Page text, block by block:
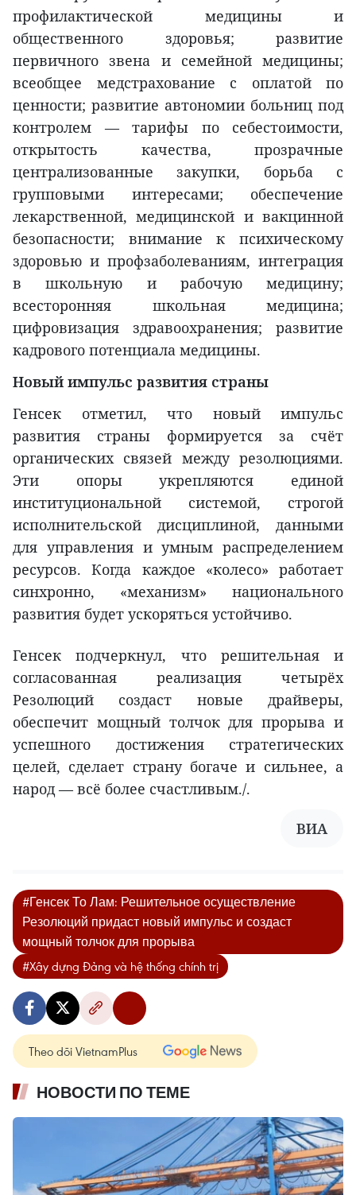
профилактической медицины и
общественного здоровья; развитие
первичного звена и семейной медицины;
всеобщее медстрахование с оплатой по
ценности; развитие автономии больниц под
контролем — тарифы по себестоимости,
открытость качества, прозрачные
централизованные закупки, борьба с
групповыми интересами; обеспечение
лекарственной, медицинской и вакцинной
безопасности; внимание к психическому
здоровью и профзаболеваниям, интеграция
в школьную и рабочую медицину;
всесторонняя школьная медицина;
цифровизация здравоохранения; развитие
кадрового потенциала медицины.
Новый импульс развития страны
Генсек отметил, что новый импульс
развития страны формируется за счёт
органических связей между резолюциями.
Эти опоры укрепляются единой
институциональной системой, строгой
исполнительской дисциплиной, данными
для управления и умным распределением
ресурсов. Когда каждое «колесо» работает
синхронно, «механизм» национального
развития будет ускоряться устойчиво.
Генсек подчеркнул, что решительная и
согласованная реализация четырёх
Резолюций создаст новые драйверы,
обеспечит мощный толчок для прорыва и
успешного достижения стратегических
целей, сделает страну богаче и сильнее, а
народ — всё более счастливым./.
ВИА
#Генсек То Лам: Решительное осуществление
Резолюций придаст новый импульс и создаст
мощный толчок для прорыва
#Xây dựng Đảng và hệ thống chính trị
Theo dõi VietnamPlus
НОВОСТИ ПО ТЕМЕ